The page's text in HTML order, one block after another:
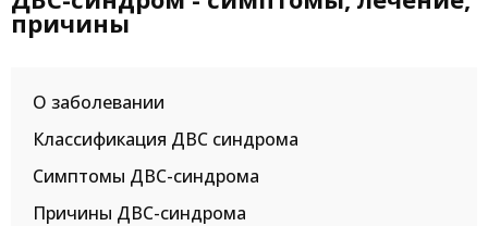
причины
О заболевании
Классификация ДВС синдрома
Симптомы ДВС-синдрома
Причины ДВС-синдрома